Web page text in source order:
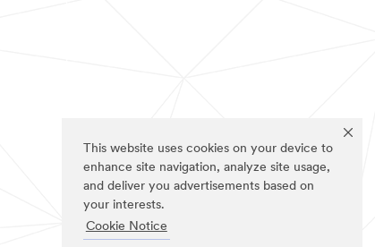
This website uses cookies on your device to
enhance site navigation, analyze site usage,
and deliver you advertisements based on
your interests.
Cookie Notice